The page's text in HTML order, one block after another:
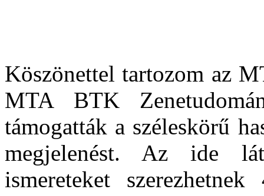
Köszönettel tartozom az
MTA BTK
támogatták a széleskörű
megjelenést. Az ide
ismereteket